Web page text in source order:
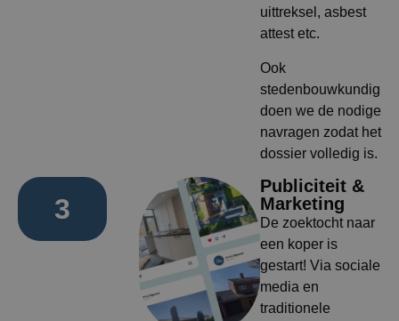
uittreksel, asbest
attest etc.
Ook
stedenbouwkundig
doen we de nodige
navragen zodat het
dossier volledig is.
Publiciteit &
Marketing
De zoektocht naar
een koper is
gestart! Via sociale
media en
traditionele
3